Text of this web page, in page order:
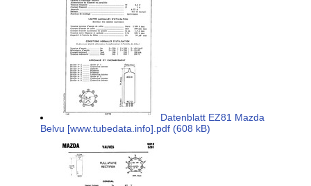
Datenblatt EZ81 Mazda
Belvu [www.tubedata.info].pdf (608 kB)